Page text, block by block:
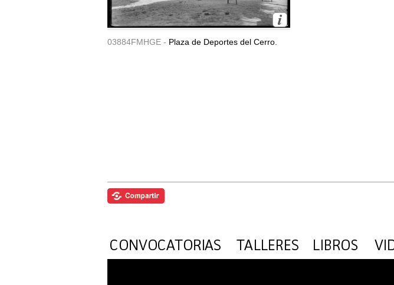
03884FMHGE - Plaza de Deportes del Cerro.